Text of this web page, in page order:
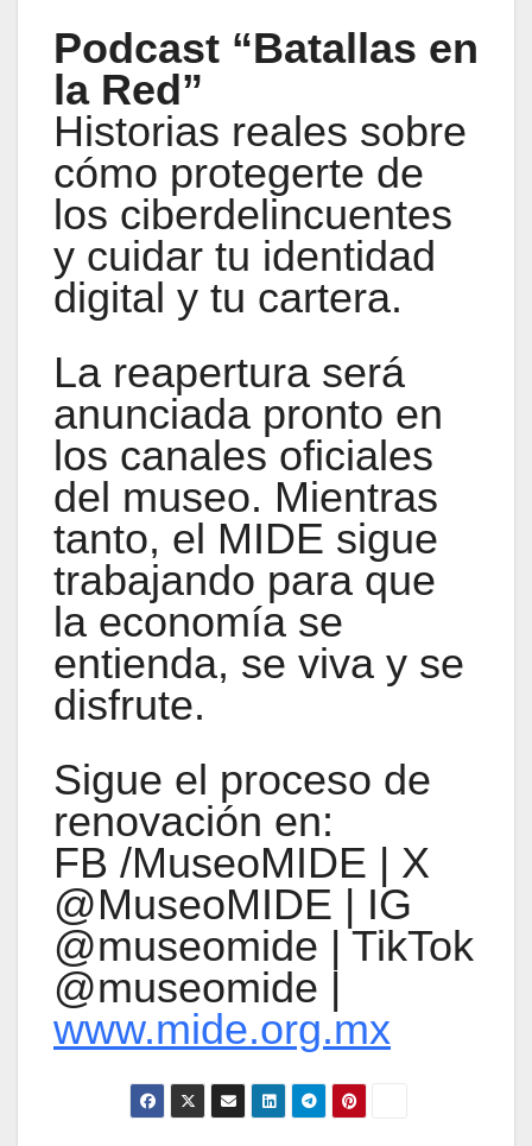
Podcast “Batallas en
la Red”
Historias reales sobre
cómo protegerte de
los ciberdelincuentes
y cuidar tu identidad
digital y tu cartera.
La reapertura será
anunciada pronto en
los canales oficiales
del museo. Mientras
tanto, el MIDE sigue
trabajando para que
la economía se
entienda, se viva y se
disfrute.
Sigue el proceso de
renovación en:
FB /MuseoMIDE | X
@MuseoMIDE | IG
@museomide | TikTok
@museomide |
www.mide.org.mx